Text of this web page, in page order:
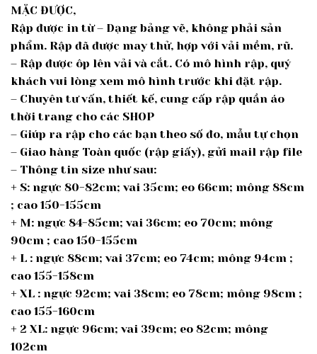
MẶC ĐƯỢC,
Rập được in từ – Dạng bảng vẽ, không phải sản
phẩm. Rập đã được may thử, hợp với vải mềm, rũ.
– Rập được ôp lên vải và cắt. Có mô hình rập, quý
khách vui lòng xem mô hình trước khi đặt rập.
– Chuyên tư vấn, thiết kế, cung cấp rập quần áo
thời trang cho các SHOP
– Giúp ra rập cho các bạn theo số đo, mẫu tự chọn
– Giao hàng Toàn quốc (rập giấy), gửi mail rập file
– Thông tin size như sau:
+ S: ngực 80-82cm; vai 35cm; eo 66cm; mông 88cm
; cao 150-155cm
+ M: ngực 84-85cm; vai 36cm; eo 70cm; mông
90cm ; cao 150-155cm
+ L : ngực 88cm; vai 37cm; eo 74cm; mông 94cm ;
cao 155-158cm
+ XL : ngực 92cm; vai 38cm; eo 78cm; mông 98cm ;
cao 155-160cm
+ 2 XL: ngực 96cm; vai 39cm; eo 82cm; mông
102cm